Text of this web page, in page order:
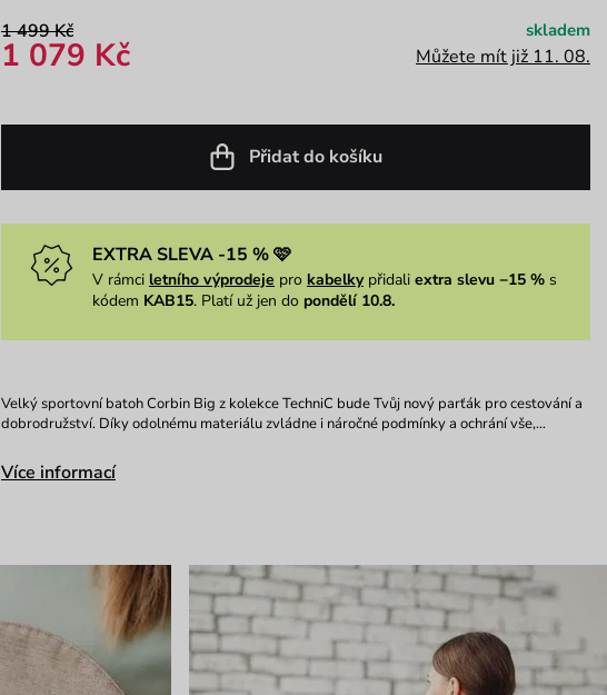
1 499 Kč
1 079 Kč
skladem
Můžete mít již 11. 08.
Přidat do košíku
EXTRA SLEVA -15 % 🩷
V rámci letního výprodeje pro kabelkypřidali extra slevu −15 %s
kódem KAB15. Platí už jen do pondělí 10.8.
Velký sportovní batoh Corbin Big z kolekce TechniC bude Tvůj nový parťák pro cestování a
dobrodružství. Díky odolnému materiálu zvládne i náročné podmínky a ochrání vše,…
Více informací